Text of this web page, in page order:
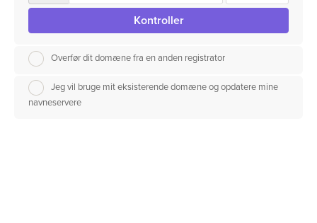
Kontroller
Overfør dit domæne fra en anden registrator
Jeg vil bruge mit eksisterende domæne og opdatere mine
navneservere